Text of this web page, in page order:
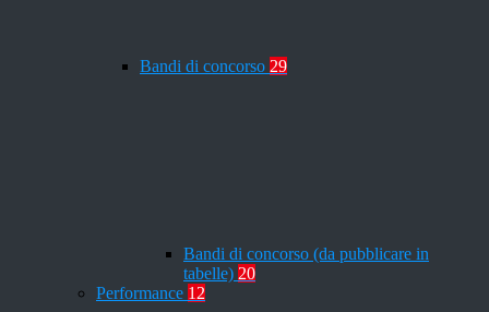
Bandi di concorso 29
Bandi di concorso (da pubblicare in
tabelle) 20
Performance 12